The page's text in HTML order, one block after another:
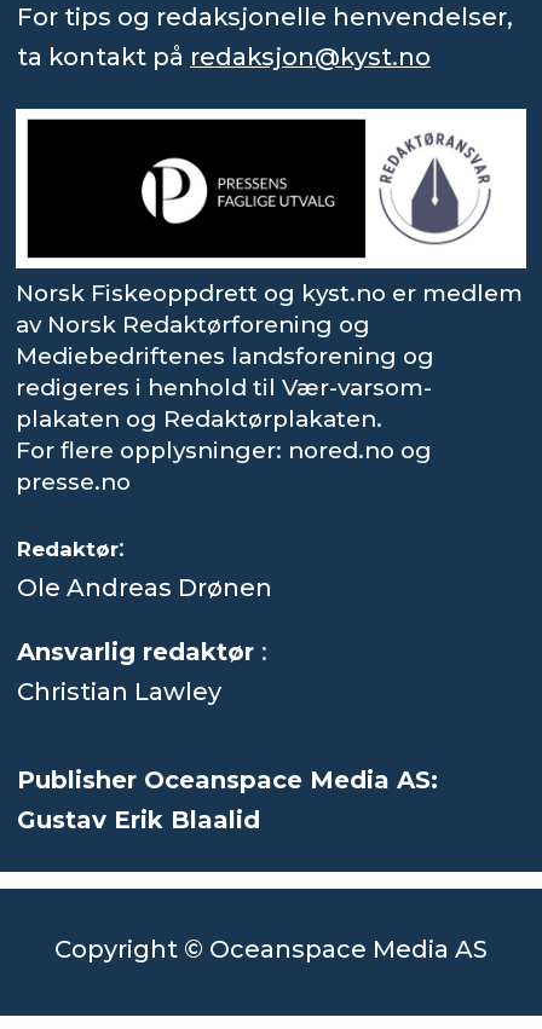
For tips og redaksjonelle henvendelser,
ta kontakt på redaksjon@kyst.no
Norsk Fiskeoppdrett og kyst.no er medlem
av Norsk Redaktørforening og
Mediebedriftenes landsforening og
redigeres i henhold til Vær-varsom-
plakaten og Redaktørplakaten.
For flere opplysninger: nored.no og
presse.no
Redaktør:
Ole Andreas Drønen
Ansvarlig redaktør :
Christian Lawley
Publisher Oceanspace Media AS:
Gustav Erik Blaalid
Copyright © Oceanspace Media AS